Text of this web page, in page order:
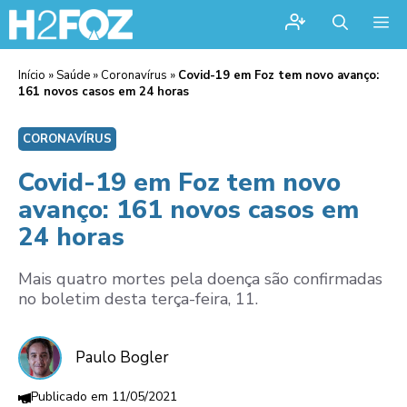
Início »Saúde » Coronavírus » Covid-19 em Foz tem novo avanço:
161 novos casos em 24 horas
CORONAVÍRUS
Covid-19 em Foz tem novo
avanço: 161 novos casos em
24 horas
Mais quatro mortes pela doença são confirmadas
no boletim desta terça-feira, 11.
Paulo Bogler
11/05/2021